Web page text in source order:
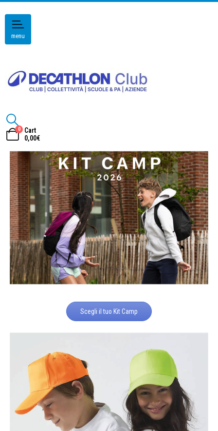
menu
0
Cart
0,00€
Scegli il tuo Kit Camp